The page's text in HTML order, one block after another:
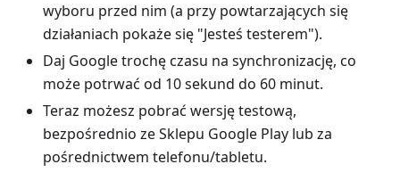
wyboru przed nim (a przy powtarzających się
działaniach pokaże się "Jesteś testerem").
Daj Google trochę czasu na synchronizację, co
może potrwać od 10 sekund do 60 minut.
Teraz możesz pobrać wersję testową,
bezpośrednio ze Sklepu Google Play lub za
pośrednictwem telefonu/tabletu.